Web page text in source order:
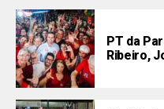
PT da
Ribeiro,